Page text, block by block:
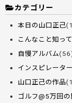
カテゴリー
本日の山口正己
こんなこと知っ
自慢アルバム
インスピレータ
山口正己の作品
ゴルフ@5万回